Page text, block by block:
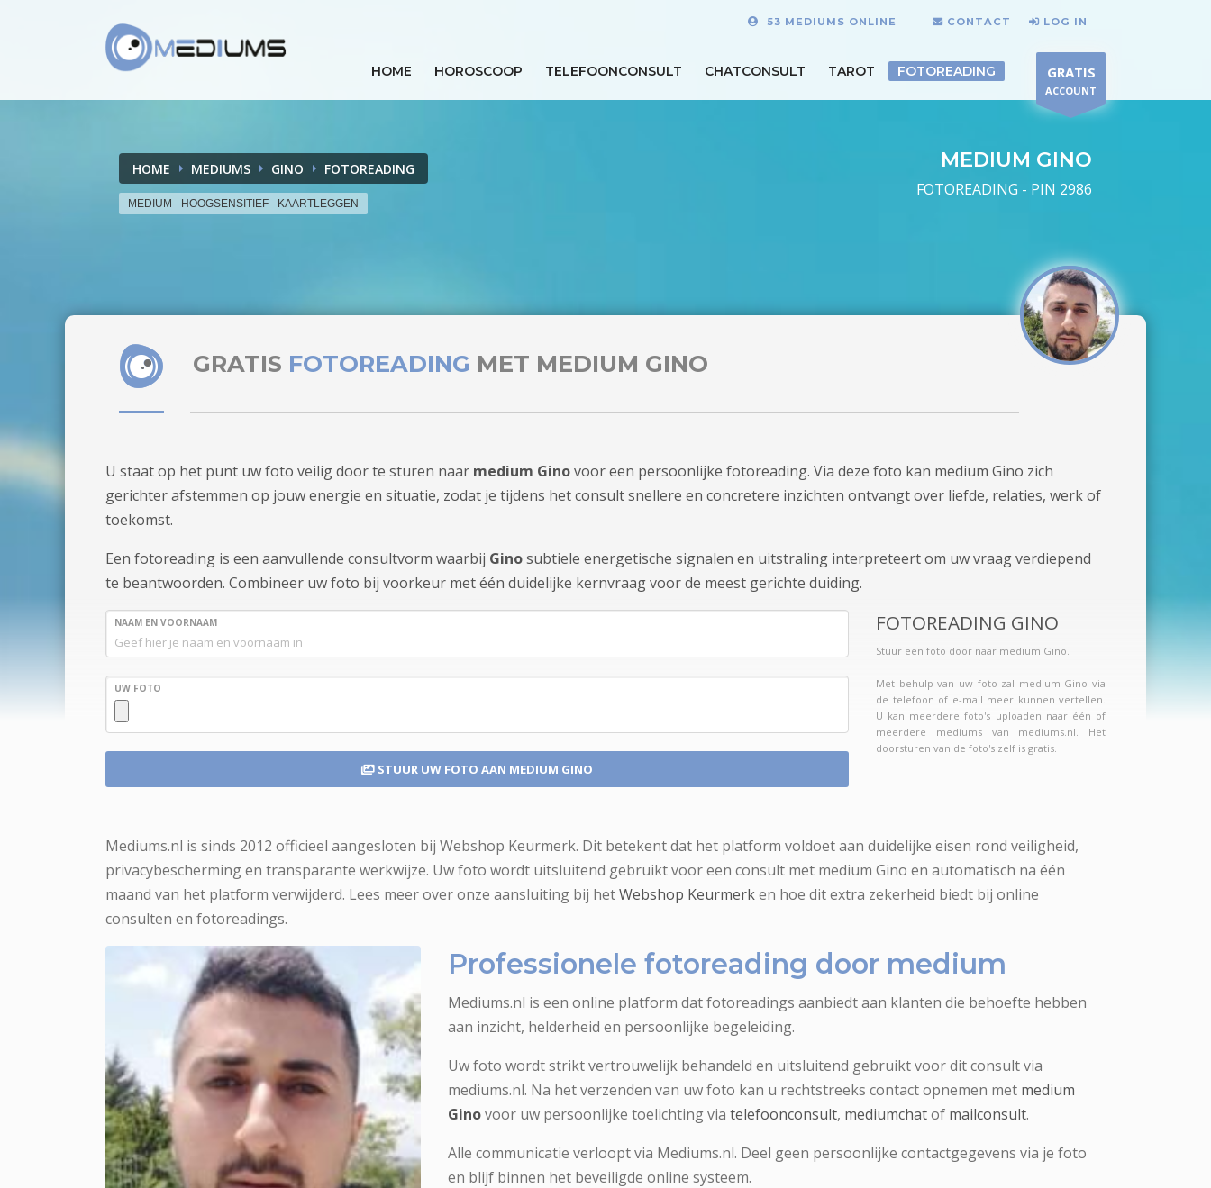
53 MEDIUMS ONLINE CONTACT LOG IN
HOME HOROSCOOP TELEFOONCONSULT CHATCONSULT TAROT FOTOREADING GRATIS
ACCOUNT
HOME MEDIUMS GINO FOTOREADING
MEDIUM - HOOGSENSITIEF - KAARTLEGGEN
MEDIUM GINO
FOTOREADING - PIN 2986
GRATIS FOTOREADING MET MEDIUM GINO
U staat op het punt uw foto veilig door te sturen naar medium Ginovoor een persoonlijke fotoreading. Via deze foto kan medium Gino zich
gerichter afstemmen op jouw energie en situatie, zodat je tijdens het consult snellere en concretere inzichten ontvangt over liefde, relaties, werk of
toekomst.
Een fotoreading is een aanvullende consultvorm waarbij Ginosubtiele energetische signalen en uitstraling interpreteert om uw vraag verdiepend
te beantwoorden. Combineer uw foto bij voorkeur met één duidelijke kernvraag voor de meest gerichte duiding.
NAAM EN VOORNAAM
UW FOTO
STUUR UW FOTO AAN MEDIUM GINO
FOTOREADING GINO
Stuur een foto door naar medium Gino.
Met behulp van uw foto zal medium Gino via
de telefoon of e-mail meer kunnen vertellen.
U kan meerdere foto's uploaden naar één of
meerdere mediums van mediums.nl. Het
doorsturen van de foto's zelf is gratis.
Mediums.nl is sinds 2012 officieel aangesloten bij Webshop Keurmerk. Dit betekent dat het platform voldoet aan duidelijke eisen rond veiligheid,
privacybescherming en transparante werkwijze. Uw foto wordt uitsluitend gebruikt voor een consult met medium Gino en automatisch na één
maand van het platform verwijderd. Lees meer over onze aansluiting bij hetWebshop Keurmerken hoe dit extra zekerheid biedt bij online
consulten en fotoreadings.
Professionele fotoreading door medium
Mediums.nl is een online platform dat fotoreadings aanbiedt aan klanten die behoefte hebben
aan inzicht, helderheid en persoonlijke begeleiding.
Uw foto wordt strikt vertrouwelijk behandeld en uitsluitend gebruikt voor dit consult via
mediums.nl. Na het verzenden van uw foto kan u rechtstreeks contact opnemen met medium
Ginovoor uw persoonlijke toelichting via telefoonconsult, mediumchatof mailconsult.
Alle communicatie verloopt via Mediums.nl. Deel geen persoonlijke contactgegevens via je foto
en blijf binnen het beveiligde online systeem.